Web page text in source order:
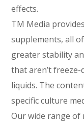
effects.
TM Media
supplements, all
greater stability
that aren’t
liquids. The
specific culture
Our wide range of